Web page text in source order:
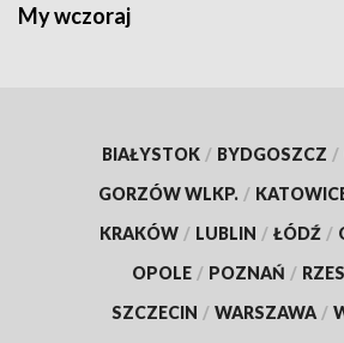
My wczoraj
BIAŁYSTOK / BYDGOSZCZ /
GORZÓW WLKP. /
KRAKÓW / LUBLIN / ŁÓDŹ /
OPOLE / POZNAŃ /
SZCZECIN / WARSZAWA /